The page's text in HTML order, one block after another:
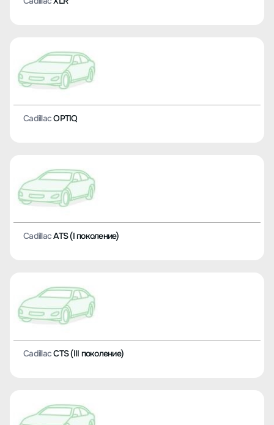
CadillacOPTIQ
CadillacATS (I поколение)
CadillacCTS (III поколение)